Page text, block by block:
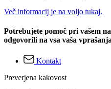
Več informacij je na voljo tukaj.
Potrebujete pomoč pri vašem
odgovorili na vsa vaša
Kontakt
Preverjena kakovost